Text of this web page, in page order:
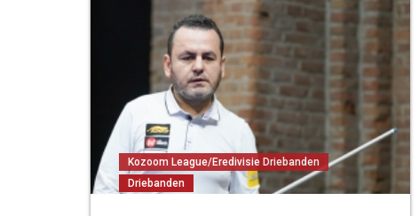
Kozoom League/Eredivisie Driebanden
Driebanden